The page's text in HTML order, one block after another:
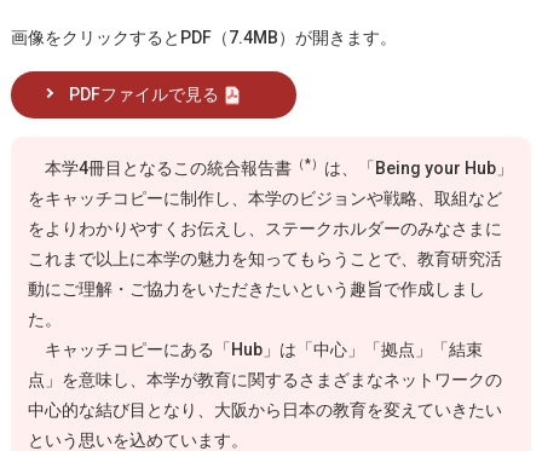
画像をクリックするとPDF（7.4MB）が開きます。
PDFファイルで見る
本学4冊目となるこの統合報告書（*） は、「Being your Hub」
をキャッチコピーに制作し、本学のビジョンや戦略、取組など
をよりわかりやすくお伝えし、ステークホルダーのみなさまに
これまで以上に本学の魅力を知ってもらうことで、教育研究活
動にご理解・ご協力をいただきたいという趣旨で作成しまし
た。
キャッチコピーにある「Hub」は「中心」「拠点」「結束
点」を意味し、本学が教育に関するさまざまなネットワークの
中心的な結び目となり、大阪から日本の教育を変えていきたい
という思いを込めています。